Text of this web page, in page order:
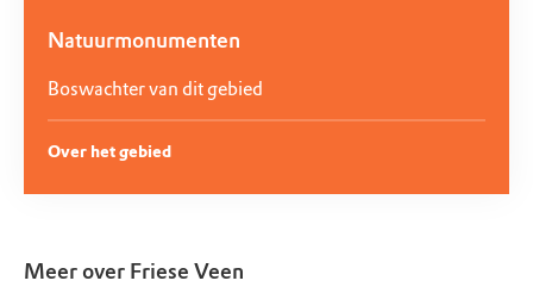
Natuurmonumenten
Boswachter van dit gebied
Over het gebied
Meer over Friese Veen